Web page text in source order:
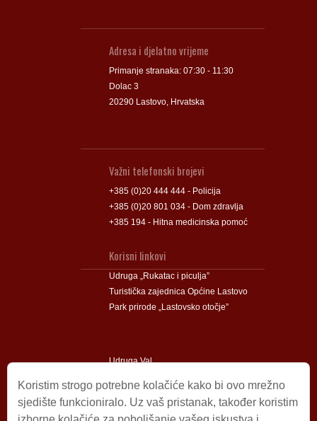
Adresa i djelatno vrijeme
Primanje stranaka: 07:30 - 11:30
Dolac 3
20290 Lastovo, Hrvatska
Važni telefonski brojevi
+385 (0)20 444 444 - Policija
+385 (0)20 801 034 - Dom zdravlja
+385 194 - Hitna medicinska pomoć
Korisni linkovi
Udruga „Rukatac i piculja”
Turistička zajednica Općine Lastovo
Park prirode „Lastovsko otočje”
Udruga Val
Koristim strogo potrebne kolačiće kako bi ovo mrežno
sjedište funkcioniralo. Uz vaš pristanak, također koristim